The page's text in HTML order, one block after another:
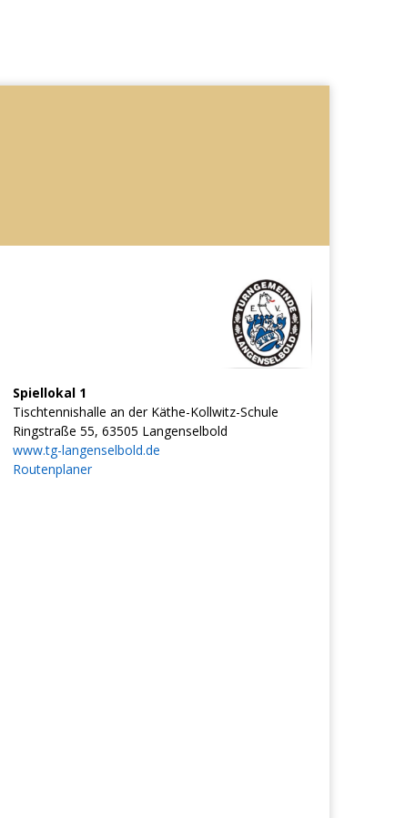
Spiellokal 1
Tischtennishalle an der Käthe-Kollwitz-Schule
Ringstraße 55, 63505 Langenselbold
www.tg-langenselbold.de
Routenplaner